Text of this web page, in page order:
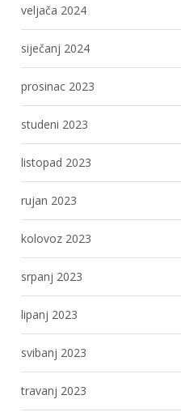
veljača 2024
siječanj 2024
prosinac 2023
studeni 2023
listopad 2023
rujan 2023
kolovoz 2023
srpanj 2023
lipanj 2023
svibanj 2023
travanj 2023